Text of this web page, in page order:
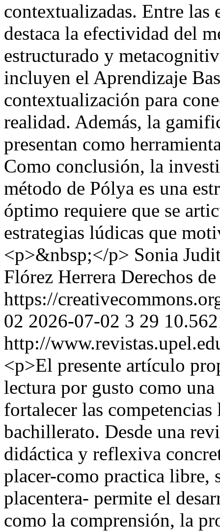
contextualizadas. Entre las
destaca la efectividad del
estructurado y
incluyen el Aprendizaje
contextualización para
realidad. Además, la
presentan como
Como conclusión, la
método de Pólya es una
óptimo requiere que se
estrategias lúdicas que
<p>&nbsp;</p> Sonia
Flórez Herrera Derechos
https://
02 2026-07-02 3 29
http://
<p>El presente artículo
lectura por gusto como
fortalecer las
bachillerato. Desde una
didáctica y reflexiva
placer-como practica
placentera- permite el
como la comprensión, la